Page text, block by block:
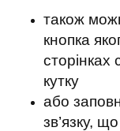
також
кнопка
кутку
або
зв’язку,